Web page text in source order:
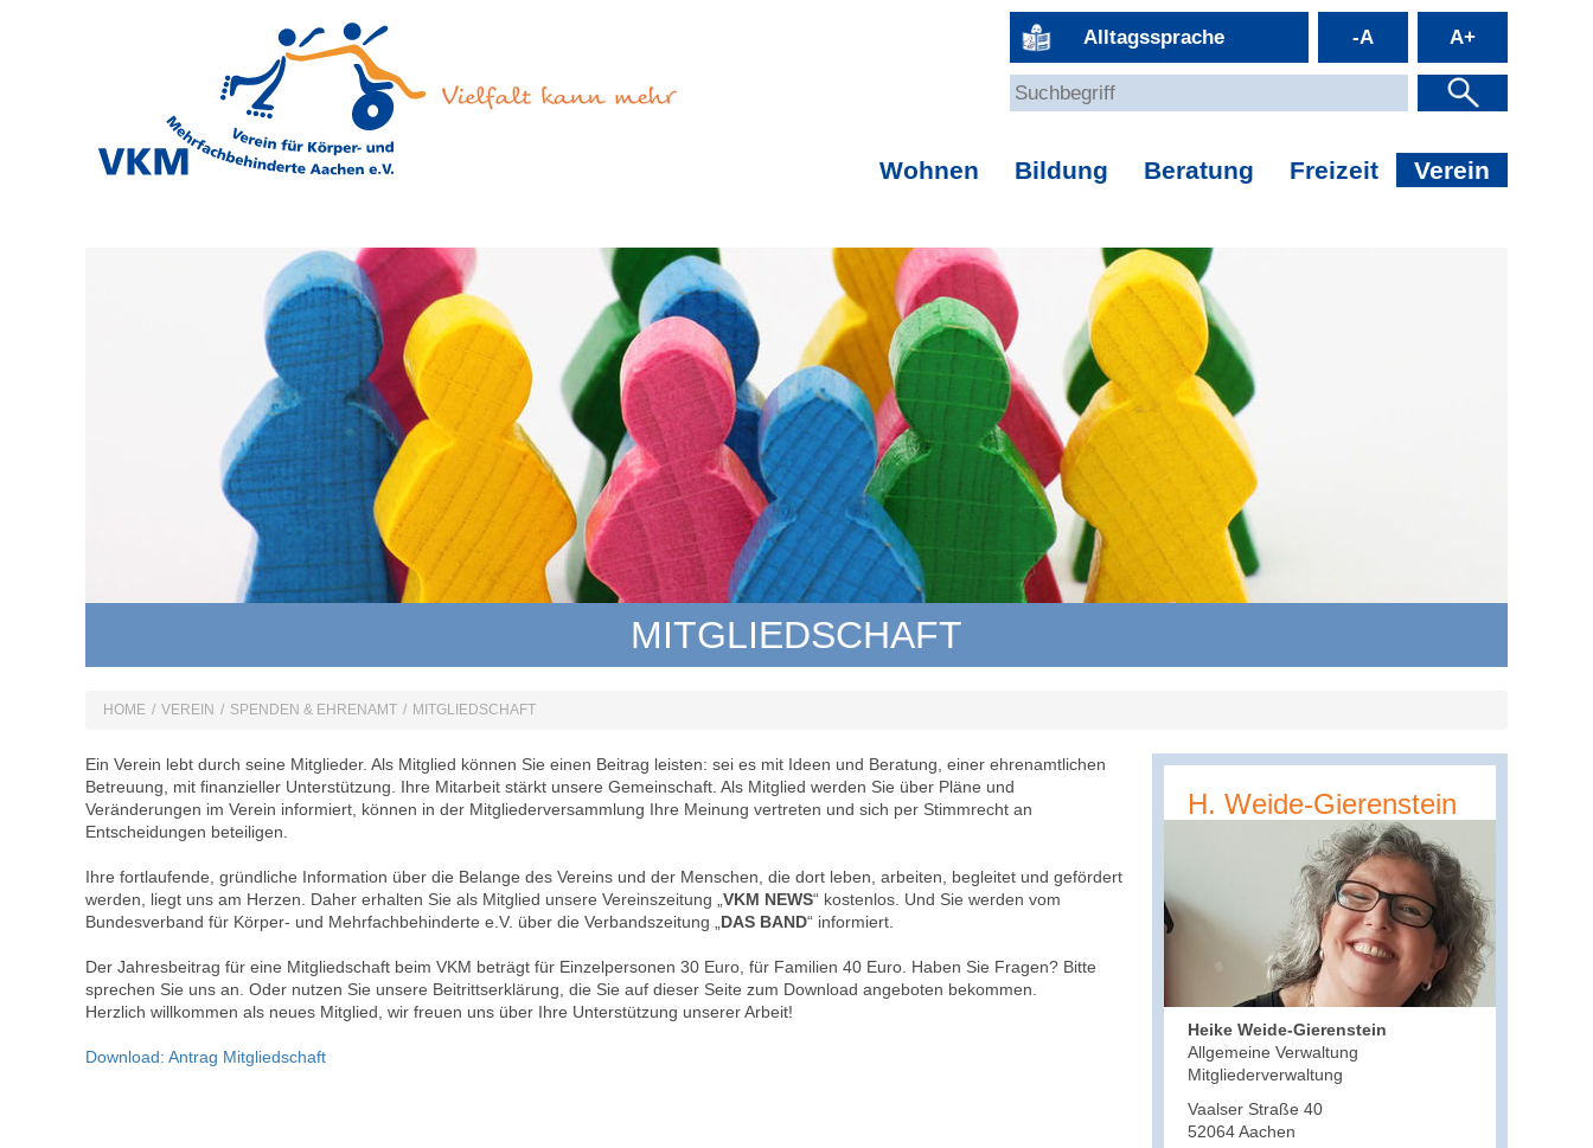
-A A+
Alltagssprache
Wohnen Bildung Beratung Freizeit Verein
MITGLIEDSCHAFT
HOME / VEREIN / SPENDEN & EHRENAMT / MITGLIEDSCHAFT
Ein Verein lebt durch seine Mitglieder. Als Mitglied können Sie einen Beitrag leisten: sei es mit Ideen und Beratung, einer ehrenamtlichen
Betreuung, mit finanzieller Unterstützung. Ihre Mitarbeit stärkt unsere Gemeinschaft. Als Mitglied werden Sie über Pläne und
Veränderungen im Verein informiert, können in der Mitgliederversammlung Ihre Meinung vertreten und sich per Stimmrecht an
Entscheidungen beteiligen.
Ihre fortlaufende, gründliche Information über die Belange des Vereins und der Menschen, die dort leben, arbeiten, begleitet und gefördert
werden, liegt uns am Herzen. Daher erhalten Sie als Mitglied unsere Vereinszeitung „VKM NEWS“ kostenlos. Und Sie werden vom
Bundesverband für Körper- und Mehrfachbehinderte e.V. über die Verbandszeitung „DAS BAND“ informiert.
Der Jahresbeitrag für eine Mitgliedschaft beim VKM beträgt für Einzelpersonen 30 Euro, für Familien 40 Euro. Haben Sie Fragen? Bitte
sprechen Sie uns an. Oder nutzen Sie unsere Beitrittserklärung, die Sie auf dieser Seite zum Download angeboten bekommen.
Herzlich willkommen als neues Mitglied, wir freuen uns über Ihre Unterstützung unserer Arbeit!
Download: Antrag Mitgliedschaft
H. Weide-Gierenstein
Heike Weide-Gierenstein
Allgemeine Verwaltung
Mitgliederverwaltung
Vaalser Straße 40
52064 Aachen